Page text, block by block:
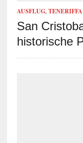
AUSFLUG, TENERIFFA
San
historische